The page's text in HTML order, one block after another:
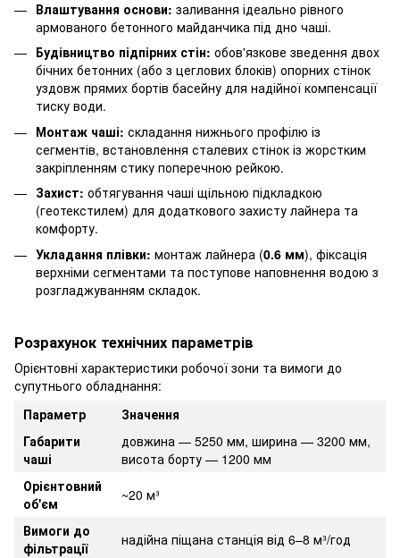
Влаштування основи: заливання ідеально рівного
армованого бетонного майданчика під дно чаші.
Будівництво підпірних стін: обов'язкове зведення двох
бічних бетонних (або з цеглових блоків) опорних стінок
уздовж прямих бортів басейну для надійної компенсації
тиску води.
Монтаж чаші: складання нижнього профілю із
сегментів, встановлення сталевих стінок із жорстким
закріпленням стику поперечною рейкою.
Захист: обтягування чаші щільною підкладкою
(геотекстилем) для додаткового захисту лайнера та
комфорту.
Укладання плівки: монтаж лайнера (0.6 мм), фіксація
верхніми сегментами та поступове наповнення водою з
розгладжуванням складок.
Розрахунок технічних параметрів
Орієнтовні характеристики робочої зони та вимоги до
супутнього обладнання:
Параметр
Значення
Габарити
чаші
довжина — 5250 мм, ширина — 3200 мм,
висота борту — 1200 мм
Орієнтовний
об'єм
~20 м³
Вимоги до
фільтрації
надійна піщана станція від 6–8 м³/год